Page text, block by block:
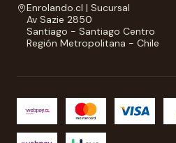
Enrolando.cl | Sucursal
Av Sazie 2850
Santiago - Santiago Centro
Región Metropolitana - Chile